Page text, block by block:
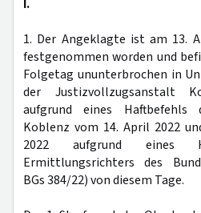
I.
1. Der Angeklagte ist am 13.
festgenommen worden und
Folgetag ununterbrochen in
der Justizvollzugsanstalt
aufgrund eines Haftbefehls
Koblenz vom 14. April 2022
2022 aufgrund eines
Ermittlungsrichters des
BGs 384/22) von diesem Tage.